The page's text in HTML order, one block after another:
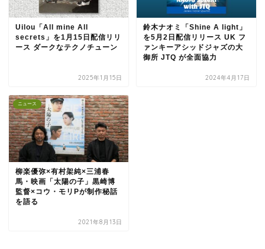
Uilou「All mine All
secrets」を1月15日配信リリ
ース ダークなテクノチューン
2025年1月15日
鈴木ナオミ「Shine A light」
を5月2日配信リリース UK フ
ァンキーアシッドジャズの大
御所 JTQ が全面協力
2024年4月17日
ニュース
柳楽優弥×有村架純×三浦春
馬・映画「太陽の子」黒崎博
監督×コウ・モリPが制作秘話
を語る
2021年8月13日